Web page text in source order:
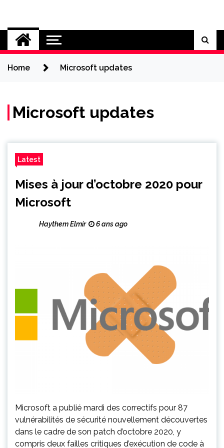
content
Cybersecurity News
Home Microsoft updates
Microsoft updates
Latest
Mises à jour d’octobre 2020 pour
Microsoft
Haythem Elmir 6 ans ago
Microsoft a publié mardi des correctifs pour 87
vulnérabilités de sécurité nouvellement découvertes
dans le cadre de son patch d’octobre 2020, y
compris deux failles critiques d’exécution de code à